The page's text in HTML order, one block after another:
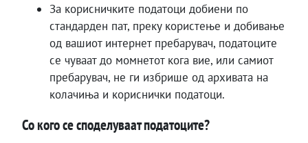
За корисничките податоци добиени по
стандарден пат, преку користење и добивање
од вашиот интернет пребарувач, податоците
се чуваат до момнетот кога вие, или самиот
пребарувач, не ги избрише од архивата на
колачиња и кориснички податоци.
Со кого се споделуваат податоците?